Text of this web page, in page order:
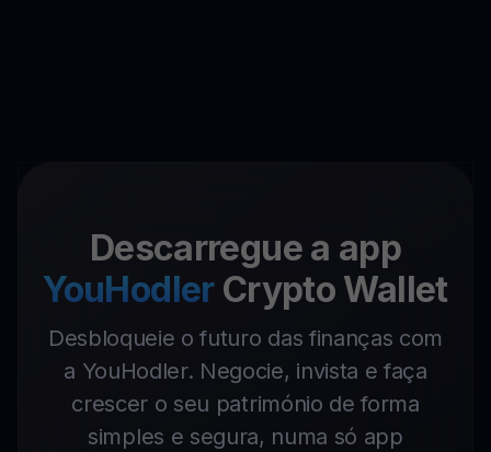
Descarregue a app
YouHodler Crypto Wallet
Desbloqueie o futuro das finanças com
a YouHodler. Negocie, invista e faça
crescer o seu património de forma
simples e segura, numa só app